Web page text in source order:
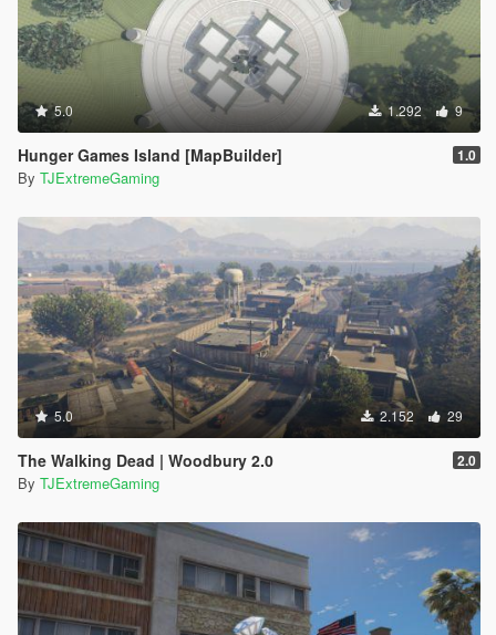
5.0 1.292 9
Hunger Games Island [MapBuilder] 1.0
By TJExtremeGaming
5.0 2.152 29
The Walking Dead | Woodbury 2.0 2.0
By TJExtremeGaming